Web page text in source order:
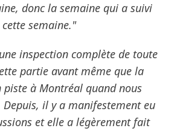
donc la semaine qui a suivi
semaine."
inspection complète de toute
partie avant même que la
piste à Montréal quand nous
Depuis, il y a manifestement eu
et elle a légèrement fait